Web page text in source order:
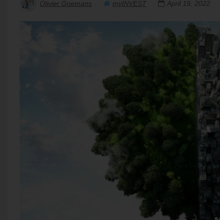
Olivier Goemans myINVEST April 19, 2022